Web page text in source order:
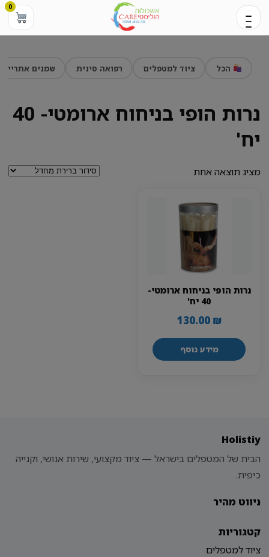
0
הכל ציוד למטפלים רפואה סינית שמנים אתריים
נרות הופי בניחוח ארומטי- 40
יח'
מציג תוצאה אחת
נרות הופי בניחוח ארומטי-
40 יח'
130.00 ₪
מידע נוסף
Holistiy
הבית של המטפלים בישראל — ציוד מקצועי, שירות אנושי, וקנייה
כיפית.
ניווט מהיר
קטגוריות
ציוד למטפלים